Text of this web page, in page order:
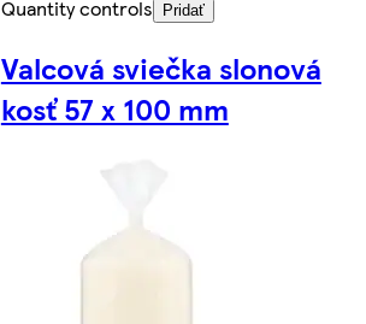
Quantity controls
Pridať
Valcová sviečka slonová
kosť 57 x 100 mm